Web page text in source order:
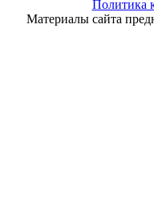
Политика
Материалы сайта